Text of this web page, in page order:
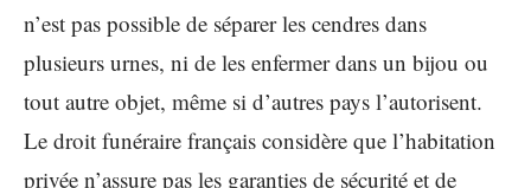
n’est pas possible de séparer les cendres dans
plusieurs urnes, ni de les enfermer dans un bijou ou
tout autre objet, même si d’autres pays l’autorisent.
Le droit funéraire français considère que l’habitation
privée n’assure pas les garanties de sécurité et de